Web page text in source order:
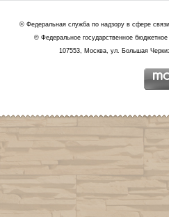
© Федеральная служба по надзору в сфере
© Федеральное государственное
107553, Москва, ул. Большая